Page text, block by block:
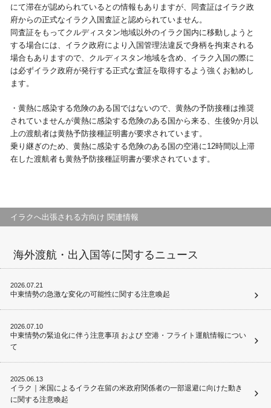
にて滞在が認められているとの情報もありますが、同査証はイラク政
府からの正式なイラク入国査証と認められていません。
同査証をもってクルディスタン地域以外のイラク国内に移動しようと
する場合には、イラク政府により入国管理法違反で身柄を拘束される
場合もありますので、クルディスタン地域を含め、イラク入国の際に
は必ずイラク政府が発行する正式な査証を取得するよう強くお勧めし
ます。
・黄熱に感染する危険のある国ではないので、黄熱の予防接種は推奨
されていませんが黄熱に感染する危険のある国から来る、生後9か月以
上の渡航者は黄熱予防接種証明書が要求されています。
乗り継ぎのため、黄熱に感染する危険のある国の空港に12時間以上滞
在した渡航者も黄熱予防接種証明書が要求されています。
イラクへ出張される方向け 関連情報
海外渡航・出入国等に関するニュース
2026.07.21
中東情勢の急激な変化の可能性に関する注意喚起
2026.07.10
中東情勢の緊迫化に伴う注意事項 および 空港・フライト運航情報につい
て
2025.06.13
イラク｜米国によるイラク在留の米政府関係者の一部退避に向けた動き
に関する注意喚起